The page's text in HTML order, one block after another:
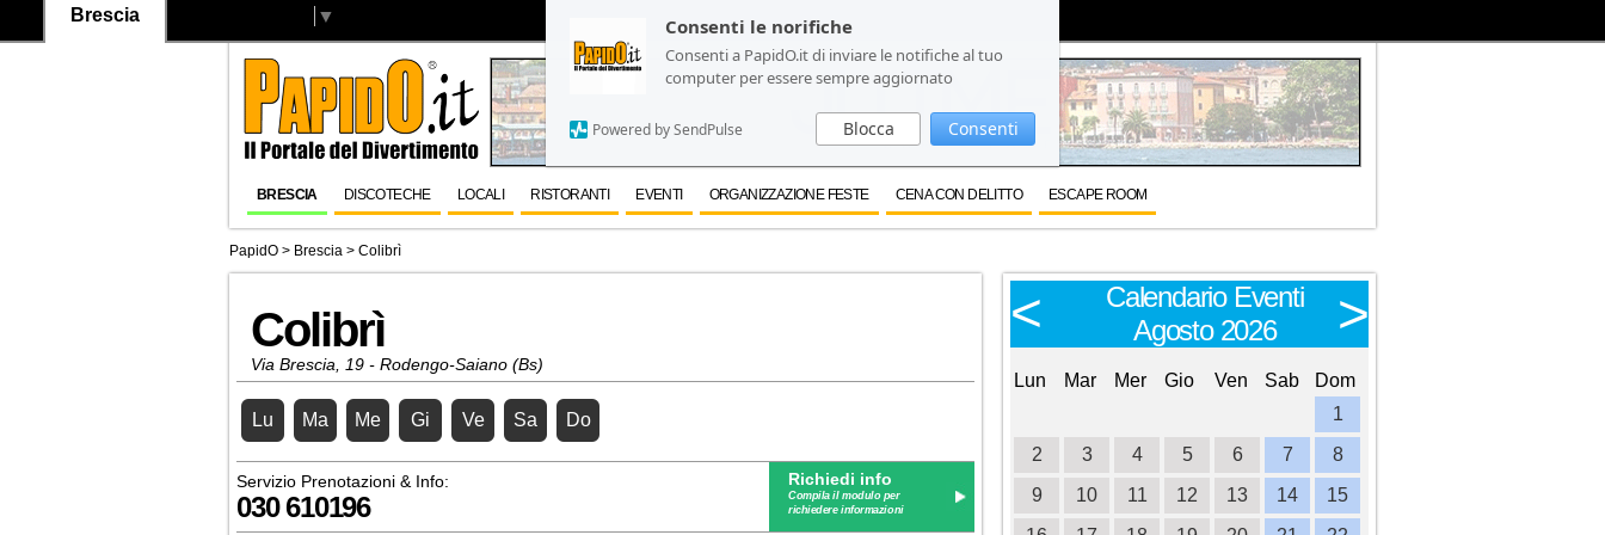
Consenti le norifiche
Consenti a PapidO.it di inviare le notifiche al tuo
computer per essere sempre aggiornato
Blocca Consenti
Powered by SendPulse
Consenti le norifiche
Consenti a PapidO.it di inviare le notifiche al tuo
computer per essere sempre aggiornato
Blocca Consenti
Powered by SendPulse
Brescia ▼
BRESCIA DISCOTECHE LOCALI RISTORANTI EVENTI ORGANIZZAZIONE FESTE CENA CON DELITTO ESCAPE ROOM
PapidO > Brescia > Colibrì
Colibrì
Via Brescia, 19 - Rodengo-Saiano (Bs)
Lu Ma Me Gi Ve Sa Do
Servizio Prenotazioni & Info:
030 610196
Richiedi info
Compila il modulo per
richiedere informazioni
Lun Mar Mer Gio Ven Sab
Dom
13 14 15
<
Calendario Eventi
Agosto 2026
>
Lun Mar Mer Gio Ven Sab
Dom
1
2
3 4 5 6 7
8
9
10 11 12 13 14
15